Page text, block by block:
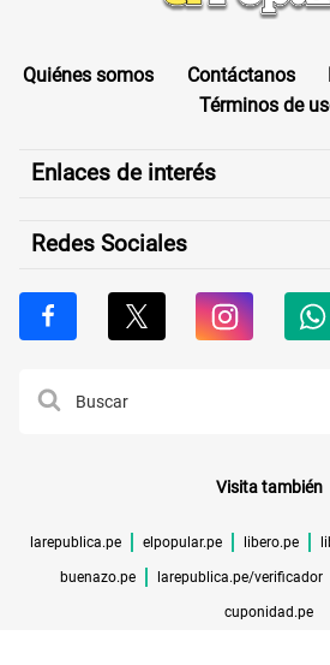
Quiénes somos Contáctanos
Términos de
Enlaces de interés
Redes Sociales
Visita también
larepublica.pe elpopular.pe libero.pe
buenazo.pe larepublica.pe/verificador
cuponidad.pe